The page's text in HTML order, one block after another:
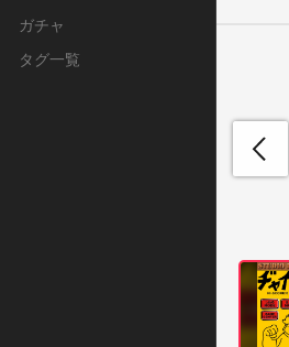
ガチャ
タグ一覧